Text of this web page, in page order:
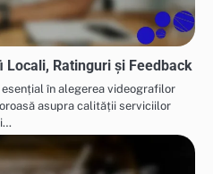
Locali, Ratinguri și Feedback
în alegerea videografilor
asupra calității serviciilor